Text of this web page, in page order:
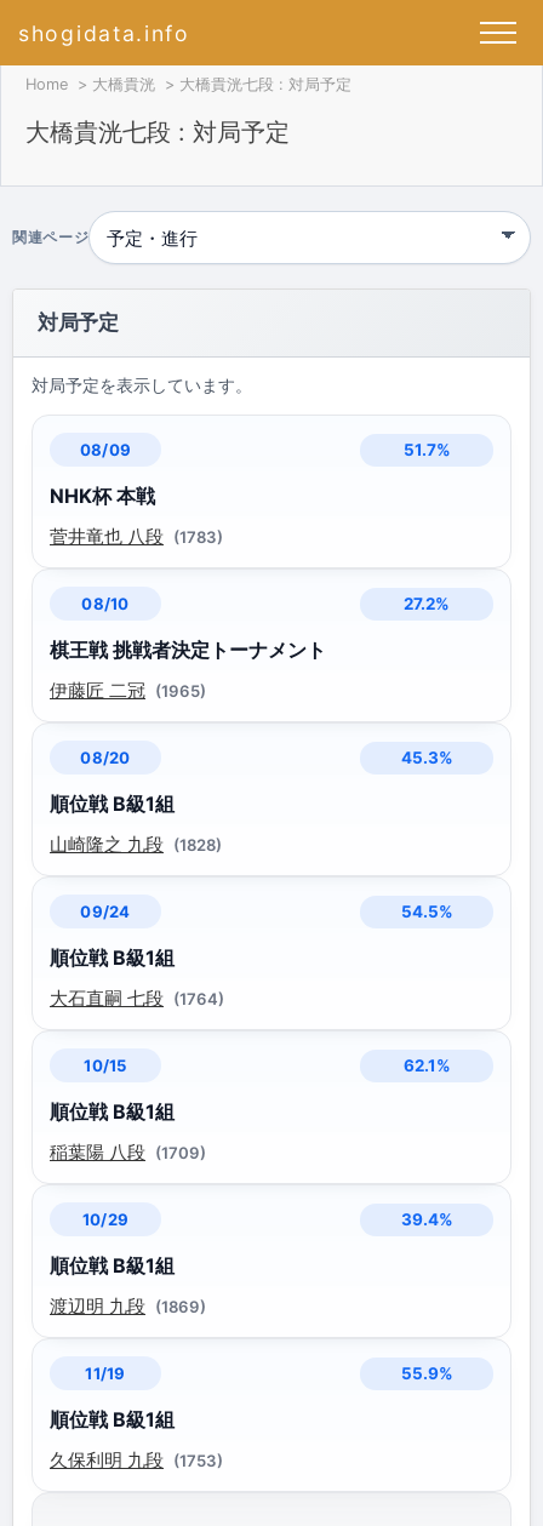
shogidata.info
Home 大橋貴洸 大橋貴洸七段 : 対局予定
大橋貴洸七段 : 対局予定
関連ページ
対局予定
対局予定を表示しています。
08/09 51.7%
NHK杯 本戦
菅井竜也 八段 (1783)
08/10 27.2%
棋王戦 挑戦者決定トーナメント
伊藤匠 二冠 (1965)
08/20 45.3%
順位戦 B級1組
山崎隆之 九段 (1828)
09/24 54.5%
順位戦 B級1組
大石直嗣 七段 (1764)
10/15 62.1%
順位戦 B級1組
稲葉陽 八段 (1709)
10/29 39.4%
順位戦 B級1組
渡辺明 九段 (1869)
11/19 55.9%
順位戦 B級1組
久保利明 九段 (1753)